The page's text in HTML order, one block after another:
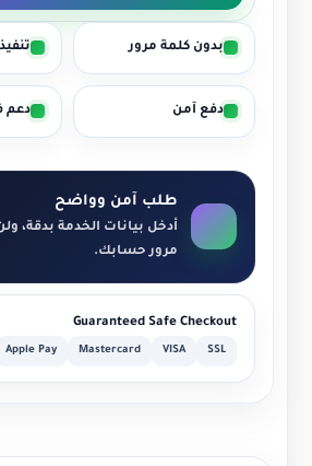
بدون كلمة مرور تنفيذ
دفع آمن دعم
طلب آمن وواضح
أدخل بيانات الخدمة بدقة،
مرور حسابك.
Guaranteed Safe Checkout
SSL
VISA
Mastercard
Apple Pay